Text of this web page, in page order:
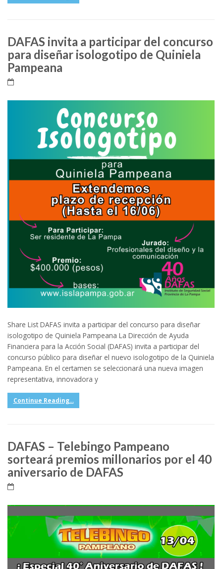
DAFAS invita a participar del concurso
para diseñar isologotipo de Quiniela
Pampeana
Share List DAFAS invita a participar del concurso para diseñar
isologotipo de Quiniela Pampeana La Dirección de Ayuda
Financiera para la Acción Social (DAFAS) invita a participar del
concurso público para diseñar el nuevo isologotipo de la Quiniela
Pampeana. En el certamen se seleccionará una nueva imagen
representativa, innovadora y
Continue Reading...
DAFAS – Telebingo Pampeano
sorteará premios millonarios por el 40
aniversario de DAFAS